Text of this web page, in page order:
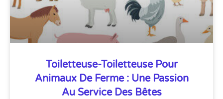
Toiletteuse-Toiletteuse Pour
Animaux De Ferme : Une Passion
Au Service Des Bêtes